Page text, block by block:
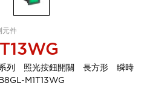
元件
列 照光按鈕開關 長方形 瞬時
M1T13WG